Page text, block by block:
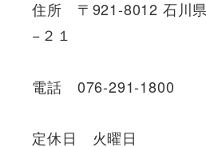
住所 〒921-8012 石川
−２１
電話 076-291-1800
定休日 火曜日